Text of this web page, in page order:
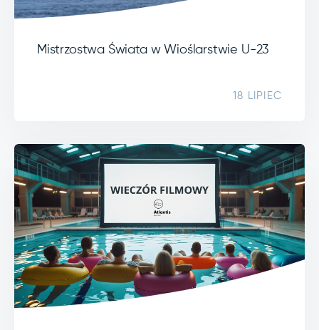
Mistrzostwa Świata w Wioślarstwie U-23
18 LIPIEC